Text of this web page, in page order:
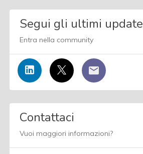
Segui gli ultimi update
Entra nella community
Contattaci
Vuoi maggiori informazioni?